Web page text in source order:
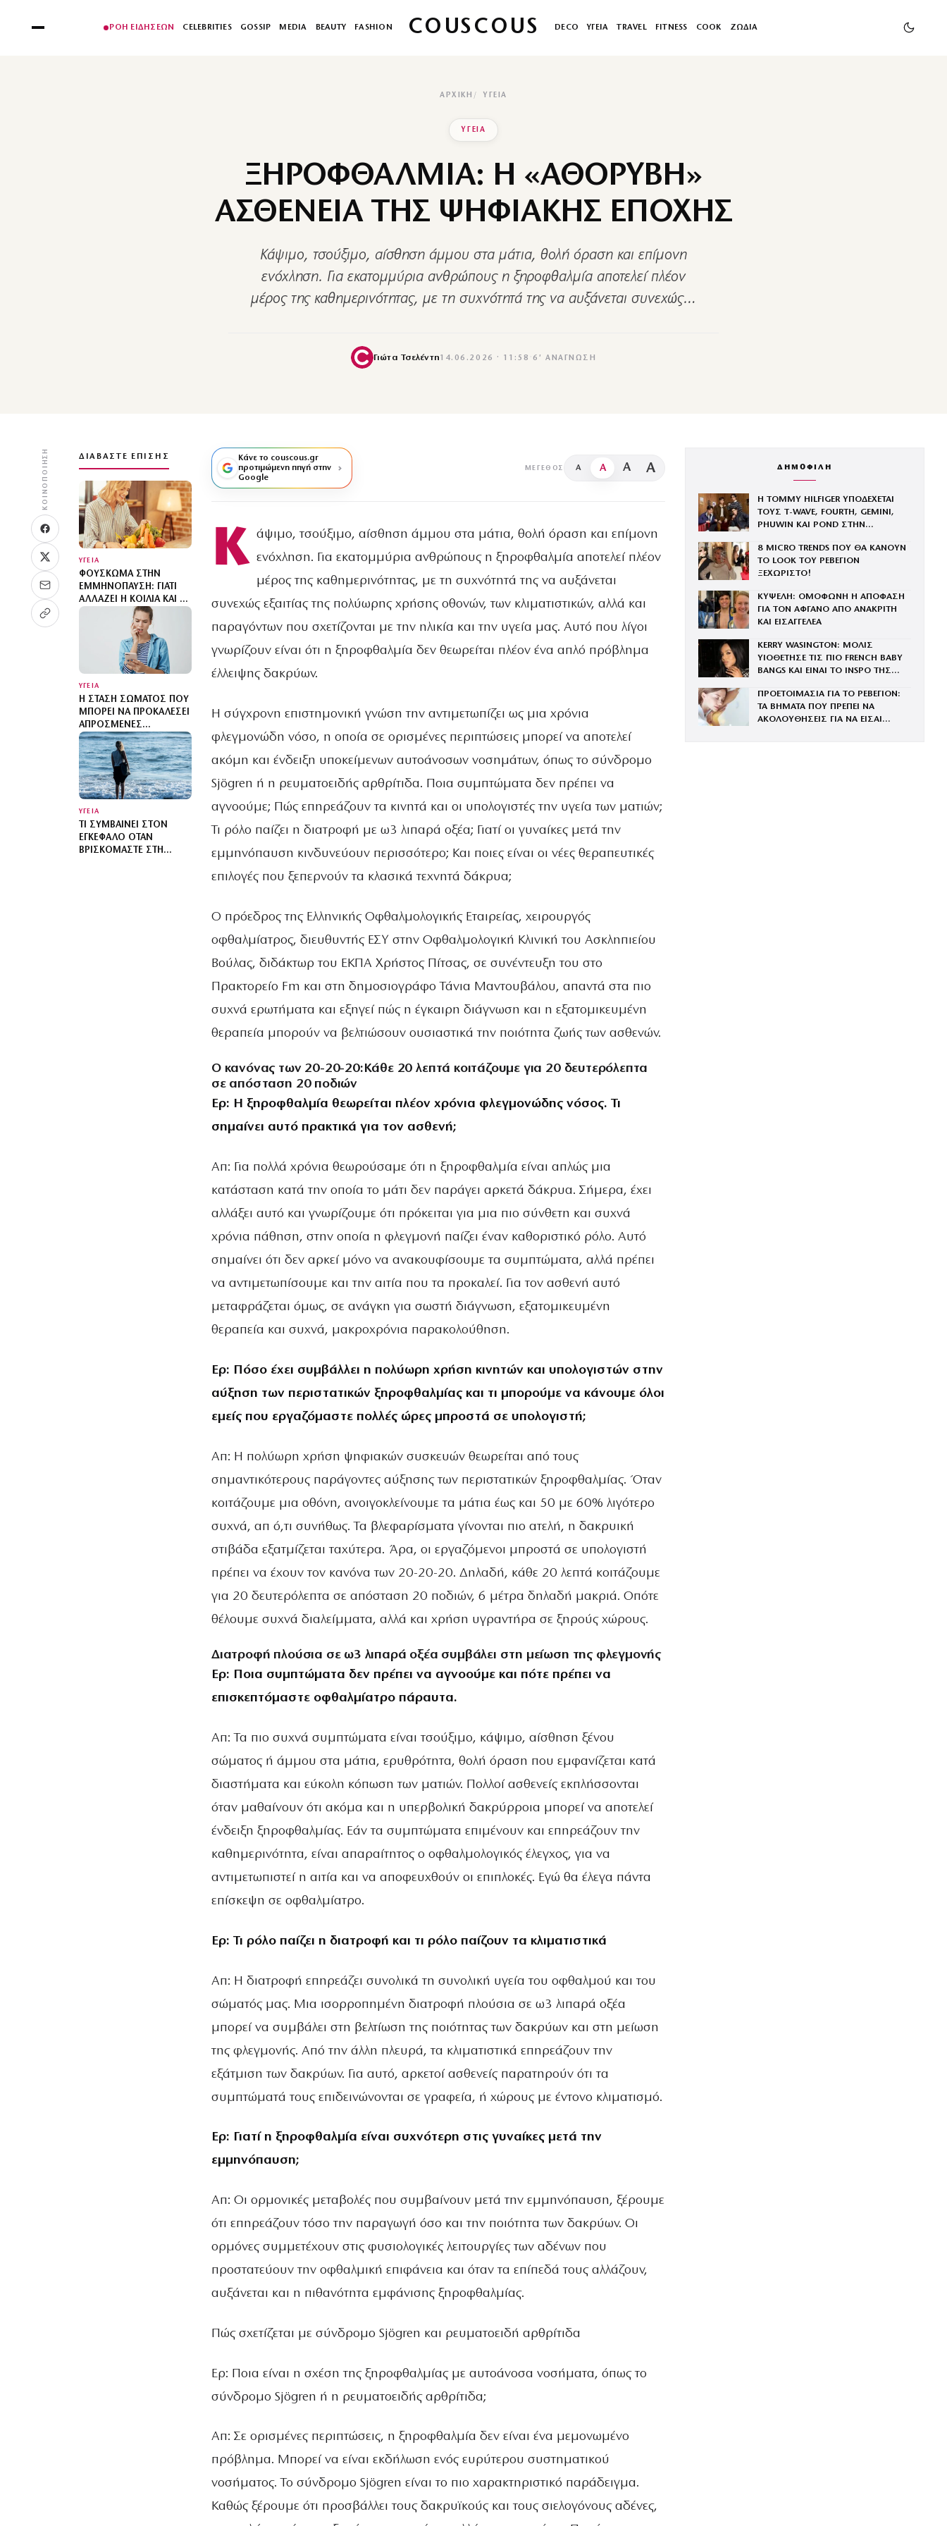
ΡΟΗ ΕΙΔΗΣΕΩΝ CELEBRITIES GOSSIP MEDIA BEAUTY FASHION COUSCOUS DECO ΥΓΕΙΑ TRAVEL FITNESS COOK ΖΩΔΙΑ
ΑΡΧΙΚΉ ΥΓΕΙΑ
ΥΓΕΙΑ
ΞΗΡΟΦΘΑΛΜΙΑ: Η «ΑΘΟΡΥΒΗ»
ΑΣΘΕΝΕΙΑ ΤΗΣ ΨΗΦΙΑΚΗΣ ΕΠΟΧΗΣ
Κάψιμο, τσούξιμο, αίσθηση άμμου στα μάτια, θολή όραση και επίμονη
ενόχληση. Για εκατομμύρια ανθρώπους η ξηροφθαλμία αποτελεί πλέον
μέρος της καθημερινότητας, με τη συχνότητά της να αυξάνεται συνεχώς…
Γιώτα Τσελέντη14.06.2026 · 11:58 ·6′ ΑΝΆΓΝΩΣΗ
ΚΟΙΝΟΠΟΊΗΣΗ ΔΙΑΒΆΣΤΕ ΕΠΊΣΗΣ
ΥΓΕΙΑ
ΦΟΎΣΚΩΜΑ ΣΤΗΝ
ΕΜΜΗΝΌΠΑΥΣΗ: ΓΙΑΤΊ
ΑΛΛΆΖΕΙ Η ΚΟΙΛΙΆ ΚΑΙ ΤΙ
ΜΠΟΡΕΊ ΝΑ ΒΟΗΘΉΣΕΙ
ΥΓΕΙΑ
Η ΣΤΆΣΗ ΣΏΜΑΤΟΣ ΠΟΥ
ΜΠΟΡΕΊ ΝΑ ΠΡΟΚΑΛΈΣΕΙ
ΑΠΡΌΣΜΕΝΕΣ
ΣΥΝΈΠΕΙΕΣ
ΥΓΕΙΑ
ΤΙ ΣΥΜΒΑΊΝΕΙ ΣΤΟΝ
ΕΓΚΈΦΑΛΟ ΌΤΑΝ
ΒΡΙΣΚΌΜΑΣΤΕ ΣΤΗ
Κάνε το couscous.gr
προτιμώμενη πηγή στην
Google
ΜΈΓΕΘΟΣ A A A A
Κ άψιμο, τσούξιμο, αίσθηση άμμου στα μάτια, θολή όραση και επίμονη
ενόχληση. Για εκατομμύρια ανθρώπους η ξηροφθαλμία αποτελεί πλέον
μέρος της καθημερινότητας, με τη συχνότητά της να αυξάνεται
συνεχώς εξαιτίας της πολύωρης χρήσης οθονών, των κλιματιστικών, αλλά και
παραγόντων που σχετίζονται με την ηλικία και την υγεία μας. Αυτό που λίγοι
γνωρίζουν είναι ότι η ξηροφθαλμία δεν θεωρείται πλέον ένα απλό πρόβλημα
έλλειψης δακρύων.
Η σύγχρονη επιστημονική γνώση την αντιμετωπίζει ως μια χρόνια
φλεγμονώδη νόσο, η οποία σε ορισμένες περιπτώσεις μπορεί να αποτελεί
ακόμη και ένδειξη υποκείμενων αυτοάνοσων νοσημάτων, όπως το σύνδρομο
Sjögren ή η ρευματοειδής αρθρίτιδα. Ποια συμπτώματα δεν πρέπει να
αγνοούμε; Πώς επηρεάζουν τα κινητά και οι υπολογιστές την υγεία των ματιών;
Τι ρόλο παίζει η διατροφή με ω3 λιπαρά οξέα; Γιατί οι γυναίκες μετά την
εμμηνόπαυση κινδυνεύουν περισσότερο; Και ποιες είναι οι νέες θεραπευτικές
επιλογές που ξεπερνούν τα κλασικά τεχνητά δάκρυα;
Ο πρόεδρος της Ελληνικής Οφθαλμολογικής Εταιρείας, χειρουργός
οφθαλμίατρος, διευθυντής ΕΣΥ στην Οφθαλμολογική Κλινική του Ασκληπιείου
Βούλας, διδάκτωρ του ΕΚΠΑ Χρήστος Πίτσας, σε συνέντευξη του στο
Πρακτορείο Fm και στη δημοσιογράφο Τάνια Μαντουβάλου, απαντά στα πιο
συχνά ερωτήματα και εξηγεί πώς η έγκαιρη διάγνωση και η εξατομικευμένη
θεραπεία μπορούν να βελτιώσουν ουσιαστικά την ποιότητα ζωής των ασθενών.
Ο κανόνας των 20-20-20:Κάθε 20 λεπτά κοιτάζουμε για 20 δευτερόλεπτα
σε απόσταση 20 ποδιών
Ερ: Η ξηροφθαλμία θεωρείται πλέον χρόνια φλεγμονώδης νόσος. Τι
σημαίνει αυτό πρακτικά για τον ασθενή;
Απ: Για πολλά χρόνια θεωρούσαμε ότι η ξηροφθαλμία είναι απλώς μια
κατάσταση κατά την οποία το μάτι δεν παράγει αρκετά δάκρυα. Σήμερα, έχει
αλλάξει αυτό και γνωρίζουμε ότι πρόκειται για μια πιο σύνθετη και συχνά
χρόνια πάθηση, στην οποία η φλεγμονή παίζει έναν καθοριστικό ρόλο. Αυτό
σημαίνει ότι δεν αρκεί μόνο να ανακουφίσουμε τα συμπτώματα, αλλά πρέπει
να αντιμετωπίσουμε και την αιτία που τα προκαλεί. Για τον ασθενή αυτό
μεταφράζεται όμως, σε ανάγκη για σωστή διάγνωση, εξατομικευμένη
θεραπεία και συχνά, μακροχρόνια παρακολούθηση.
Ερ: Πόσο έχει συμβάλλει η πολύωρη χρήση κινητών και υπολογιστών στην
αύξηση των περιστατικών ξηροφθαλμίας και τι μπορούμε να κάνουμε όλοι
εμείς που εργαζόμαστε πολλές ώρες μπροστά σε υπολογιστή;
Απ: Η πολύωρη χρήση ψηφιακών συσκευών θεωρείται από τους
σημαντικότερους παράγοντες αύξησης των περιστατικών ξηροφθαλμίας. Όταν
κοιτάζουμε μια οθόνη, ανοιγοκλείνουμε τα μάτια έως και 50 με 60% λιγότερο
συχνά, απ ό,τι συνήθως. Τα βλεφαρίσματα γίνονται πιο ατελή, η δακρυική
στιβάδα εξατμίζεται ταχύτερα. Άρα, οι εργαζόμενοι μπροστά σε υπολογιστή
πρέπει να έχουν τον κανόνα των 20-20-20. Δηλαδή, κάθε 20 λεπτά κοιτάζουμε
για 20 δευτερόλεπτα σε απόσταση 20 ποδιών, 6 μέτρα δηλαδή μακριά. Οπότε
θέλουμε συχνά διαλείμματα, αλλά και χρήση υγραντήρα σε ξηρούς χώρους.
Διατροφή πλούσια σε ω3 λιπαρά οξέα συμβάλει στη μείωση της φλεγμονής
Ερ: Ποια συμπτώματα δεν πρέπει να αγνοούμε και πότε πρέπει να
επισκεπτόμαστε οφθαλμίατρο πάραυτα.
Απ: Τα πιο συχνά συμπτώματα είναι τσούξιμο, κάψιμο, αίσθηση ξένου
σώματος ή άμμου στα μάτια, ερυθρότητα, θολή όραση που εμφανίζεται κατά
διαστήματα και εύκολη κόπωση των ματιών. Πολλοί ασθενείς εκπλήσσονται
όταν μαθαίνουν ότι ακόμα και η υπερβολική δακρύρροια μπορεί να αποτελεί
ένδειξη ξηροφθαλμίας. Εάν τα συμπτώματα επιμένουν και επηρεάζουν την
καθημερινότητα, είναι απαραίτητος ο οφθαλμολογικός έλεγχος, για να
αντιμετωπιστεί η αιτία και να αποφευχθούν οι επιπλοκές. Εγώ θα έλεγα πάντα
επίσκεψη σε οφθαλμίατρο.
Ερ: Τι ρόλο παίζει η διατροφή και τι ρόλο παίζουν τα κλιματιστικά
Απ: Η διατροφή επηρεάζει συνολικά τη συνολική υγεία του οφθαλμού και του
σώματός μας. Μια ισορροπημένη διατροφή πλούσια σε ω3 λιπαρά οξέα
μπορεί να συμβάλει στη βελτίωση της ποιότητας των δακρύων και στη μείωση
της φλεγμονής. Από την άλλη πλευρά, τα κλιματιστικά επηρεάζουν την
εξάτμιση των δακρύων. Για αυτό, αρκετοί ασθενείς παρατηρούν ότι τα
συμπτώματά τους επιδεινώνονται σε γραφεία, ή χώρους με έντονο κλιματισμό.
Ερ: Γιατί η ξηροφθαλμία είναι συχνότερη στις γυναίκες μετά την
εμμηνόπαυση;
Απ: Οι ορμονικές μεταβολές που συμβαίνουν μετά την εμμηνόπαυση, ξέρουμε
ότι επηρεάζουν τόσο την παραγωγή όσο και την ποιότητα των δακρύων. Οι
ορμόνες συμμετέχουν στις φυσιολογικές λειτουργίες των αδένων που
προστατεύουν την οφθαλμική επιφάνεια και όταν τα επίπεδά τους αλλάζουν,
αυξάνεται και η πιθανότητα εμφάνισης ξηροφθαλμίας.
Πώς σχετίζεται με σύνδρομο Sjögren και ρευματοειδή αρθρίτιδα
Ερ: Ποια είναι η σχέση της ξηροφθαλμίας με αυτοάνοσα νοσήματα, όπως το
σύνδρομο Sjögren ή η ρευματοειδής αρθρίτιδα;
Απ: Σε ορισμένες περιπτώσεις, η ξηροφθαλμία δεν είναι ένα μεμονωμένο
πρόβλημα. Μπορεί να είναι εκδήλωση ενός ευρύτερου συστηματικού
νοσήματος. Το σύνδρομο Sjögren είναι το πιο χαρακτηριστικό παράδειγμα.
Καθώς ξέρουμε ότι προσβάλλει τους δακρυϊκούς και τους σιελογόνους αδένες,
ΔΗΜΟΦΙΛΗ
Η TOMMY HILFIGER ΥΠΟΔΕΧΕΤΑΙ
ΤΟΥΣ Τ-WAVE, FOURTH, GEMINI,
PHUWIN ΚΑΙ POND ΣΤΗΝ
8 MICRO TRENDS ΠΟΥ ΘΑ ΚΑΝΟΥΝ
ΤΟ LOOK ΤΟΥ ΡΕΒΕΓΙΟΝ
ΞΕΧΩΡΙΣΤΟ!
ΚΥΨΕΛΗ: ΟΜΟΦΩΝΗ Η ΑΠΟΦΑΣΗ
ΓΙΑ ΤΟΝ ΑΦΓΑΝΟ ΑΠΟ ΑΝΑΚΡΙΤΗ
ΚΑΙ ΕΙΣΑΓΓΕΛΕΑ
KERRY WASINGTON: ΜΟΛΙΣ
ΥΙΟΘΕΤΗΣΕ ΤΙΣ ΠΙΟ FRENCH BABY
BANGS ΚΑΙ ΕΙΝΑΙ ΤΟ INSPO ΤΗΣ
ΠΡΟΕΤΟΙΜΑΣΙΑ ΓΙΑ ΤΟ ΡΕΒΕΓΙΟΝ:
ΤΑ ΒΗΜΑΤΑ ΠΟΥ ΠΡΕΠΕΙ ΝΑ
ΑΚΟΛΟΥΘΗΣΕΙΣ ΓΙΑ ΝΑ ΕΙΣΑΙ